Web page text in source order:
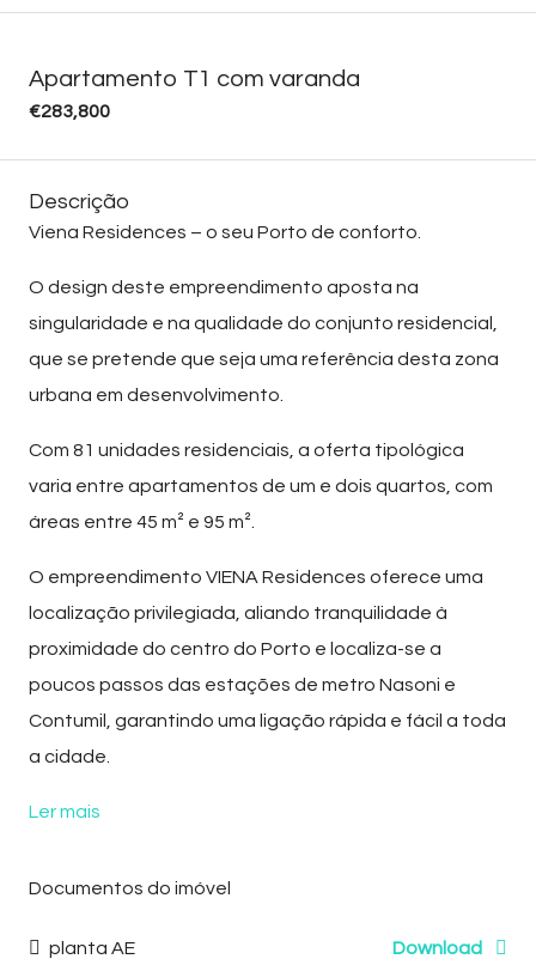
Apartamento T1 com varanda
€283,800
Descrição
Viena Residences – o seu Porto de conforto.
O design deste empreendimento aposta na
singularidade e na qualidade do conjunto residencial,
que se pretende que seja uma referência desta zona
urbana em desenvolvimento.
Com 81 unidades residenciais, a oferta tipológica
varia entre apartamentos de um e dois quartos, com
áreas entre 45 m² e 95 m².
O empreendimento VIENA Residences oferece uma
localização privilegiada, aliando tranquilidade à
proximidade do centro do Porto e localiza-se a
poucos passos das estações de metro Nasoni e
Contumil, garantindo uma ligação rápida e fácil a toda
a cidade.
Ler mais
Documentos do imóvel
planta AE Download